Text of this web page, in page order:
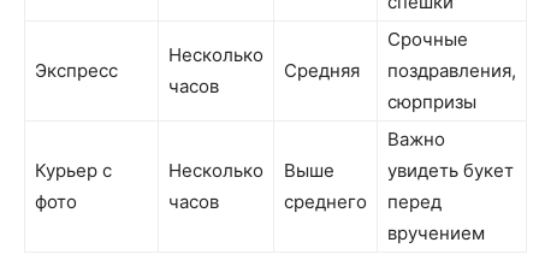
Экспресс
Несколько
часов
Средняя
Срочные
поздравления,
сюрпризы
Курьер с
фото
Несколько
часов
Выше
среднего
Важно
увидеть букет
перед
вручением